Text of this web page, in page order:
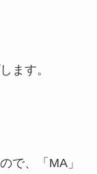
ます。
で、「MA」